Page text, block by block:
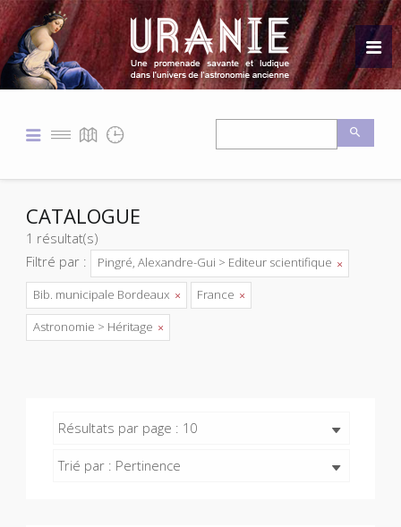
CATALOGUE
1 résultat(s)
Filtré par :
Pingré, Alexandre-Gui > Editeur scientifique
Bib. municipale Bordeaux
France
Astronomie > Héritage
Résultats par page : 10
Trié par : Pertinence